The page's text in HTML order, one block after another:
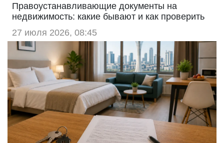
Правоустанавливающие документы на
недвижимость: какие бывают и как проверить
27 июля 2026, 08:45